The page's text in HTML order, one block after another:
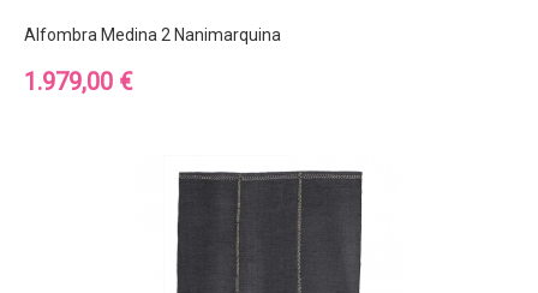
Alfombra Medina 2 Nanimarquina
Precio
1.979,00 €